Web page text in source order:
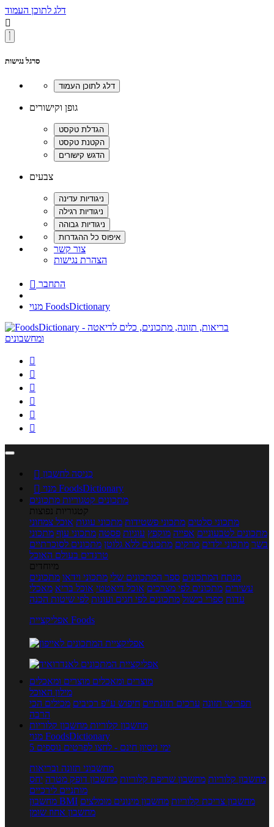
דלג לתוכן העמוד

סרגל נגישות
גופן וקישורים
צבעים
צור קשר
הצהרת נגישות
 התחבר
מנוי FoodsDictionary






 כניסה לחשבון

מנוי FoodsDictionary
מתכונים קטגוריות מתכונים
קטגוריות נפוצות
מתכוני סלטים מתכוני פשטידות מתכוני עוגות אוכל צמחוני
מתכונים לטבעוניים אפייה מוקפץ עוגיות פסטה מתכוני עוף מתכוני
בשר מתכוני ילדים מרקים מתכונים ללא גלוטן מתכונים לסוכרתיים
טרנדים בעולם האוכל
מיוחדים
מנתח המתכונים ספר המתכונים שלי מתכוני וידאו מתכונים
עשירים מתכונים לפי מצרכים אוכל דיאטטי אוכל בריא מאכלי
עדות ספרי בישול מתכונים לפי חגים ועונות לפי שיטות הכנה
אפליקציית Foods
מוצרים ומאכלים מוצרים ומאכלים
מילון האוכל
תפריטי תזונה ערכים תזונתיים חיפוש ע"פ רכיבים מכילים הכי
הרבה
מחשבון קלוריות מחשבון קלוריות
מנוי FoodsDictionary
5 ימי ניסיון חינם - לחצו לפרטים נוספים
מחשבוני תזונה ובריאות
מחשבון קלוריות מחשבון שריפת קלוריות מחשבון דופק מטרה יחס
מותניים לירכיים
מחשבון BMI
מחשבון צריכת קלוריות מחשבון מינונים מומלצים
מחשבון אחוז שומן